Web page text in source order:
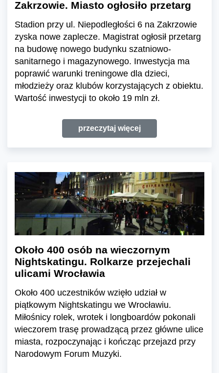
Zakrzowie. Miasto ogłosiło przetarg
Stadion przy ul. Niepodległości 6 na Zakrzowie
zyska nowe zaplecze. Magistrat ogłosił przetarg
na budowę nowego budynku szatniowo-
sanitarnego i magazynowego. Inwestycja ma
poprawić warunki treningowe dla dzieci,
młodzieży oraz klubów korzystających z obiektu.
Wartość inwestycji to około 19 mln zł.
przeczytaj więcej
Około 400 osób na wieczornym
Nightskatingu. Rolkarze przejechali
ulicami Wrocławia
Około 400 uczestników wzięło udział w
piątkowym Nightskatingu we Wrocławiu.
Miłośnicy rolek, wrotek i longboardów pokonali
wieczorem trasę prowadzącą przez główne ulice
miasta, rozpoczynając i kończąc przejazd przy
Narodowym Forum Muzyki.